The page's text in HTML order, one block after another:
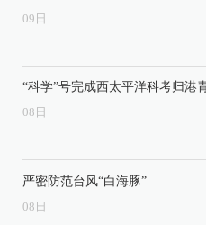
09 日
“科学”号完成西太平洋科考归港
08 日
严密防范台风“白海豚”
08 日